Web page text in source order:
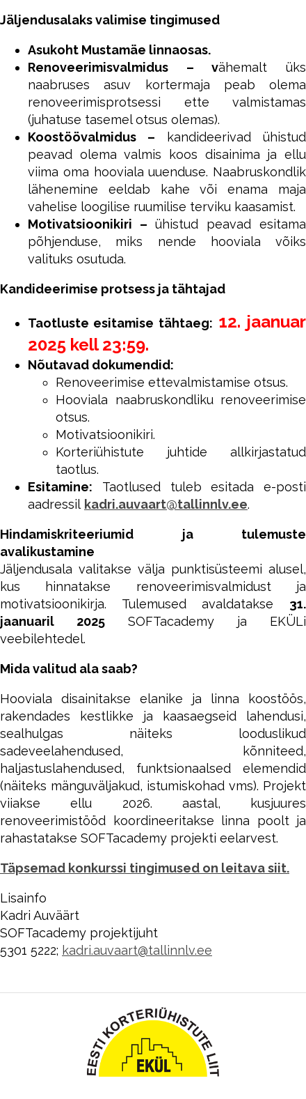
Jäljendusalaks valimise tingimused
Asukoht Mustamäe linnaosas.
Renoveerimisvalmidus – vähemalt üks
naabruses asuv kortermaja peab olema
renoveerimisprotsessi ette valmistamas
(juhatuse tasemel otsus olemas).
Koostöövalmidus –
kandideerivad ühistud
peavad olema valmis koos disainima ja ellu
viima oma hooviala uuenduse. Naabruskondlik
lähenemine eeldab kahe või enama maja
vahelise loogilise ruumilise terviku kaasamist.
Motivatsioonikiri – ühistud peavad esitama
põhjenduse, miks nende hooviala võiks
valituks osutuda.
Kandideerimise protsess ja tähtajad
Taotluste esitamise tähtaeg: 12. jaanuar
2025 kell 23:59.
Nõutavad dokumendid:
Renoveerimise ettevalmistamise otsus.
Hooviala naabruskondliku renoveerimise
otsus.
Motivatsioonikiri.
Korteriühistute juhtide allkirjastatud
taotlus.
Esitamine: Taotlused tuleb esitada e-posti
aadressil kadri.auvaart@tallinnlv.ee.
Hindamiskriteeriumid ja tulemuste
avalikustamine
Jäljendusala valitakse välja punktisüsteemi alusel,
kus hinnatakse renoveerimisvalmidust ja
motivatsioonikirja. Tulemused avaldatakse 31.
jaanuaril 2025 SOFTacademy ja EKÜLi
veebilehtedel.
Mida valitud ala saab?
Hooviala disainitakse elanike ja linna koostöös,
rakendades kestlikke ja kaasaegseid lahendusi,
sealhulgas näiteks looduslikud
sadeveelahendused, kõnniteed,
haljastuslahendused, funktsionaalsed elemendid
(näiteks mänguväljakud, istumiskohad vms). Projekt
viiakse ellu 2026. aastal, kusjuures
renoveerimistööd koordineeritakse linna poolt ja
rahastatakse SOFTacademy projekti eelarvest.
Täpsemad konkurssi tingimused on leitava siit.
Lisainfo
Kadri Auväärt
SOFTacademy projektijuht
5301 5222; kadri.auvaart@tallinnlv.ee